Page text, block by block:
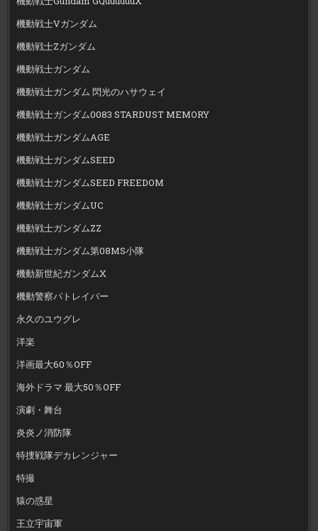
機動戦士Vガンダム
機動戦士Zガンダム
機動戦士ガンダム
機動戦士ガンダム 閃光のハサウェイ
機動戦士ガンダム0083 STARDUST MEMORY
機動戦士ガンダムAGE
機動戦士ガンダムSEED
機動戦士ガンダムSEED FREEDOM
機動戦士ガンダムUC
機動戦士ガンダムZZ
機動戦士ガンダム第08MS小隊
機動新世紀ガンダムX
機動警察パトレイバー
永久のユウグレ
洋楽
洋画最大60％OFF
海外ドラマ 最大50％OFF
演劇・舞台
炎炎ノ消防隊
特捜戦隊デカレンジャー
特撮
猿の惑星
王立宇宙軍